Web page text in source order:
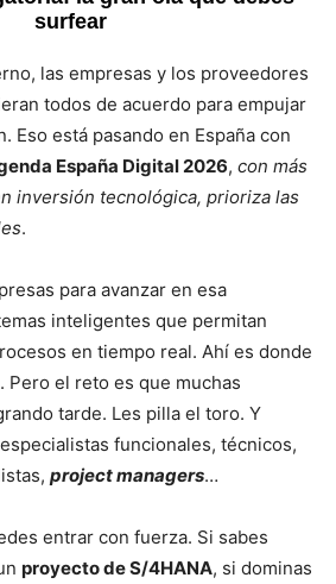
surfear
las empresas y los proveedores
todos de acuerdo para empujar
Eso está pasando en España con
España Digital 2026, con más
inversión tecnológica, prioriza las
.
para avanzar en esa
inteligentes que permitan
en tiempo real. Ahí es donde
. Pero el reto es que muchas
tarde. Les pilla el toro. Y
funcionales, técnicos,
project managers…
entrar con fuerza. Si sabes
proyecto de S/4HANA, si dominas